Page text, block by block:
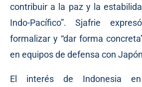
contribuir a la paz y la
Indo-Pacífico”. Sjafrie
formalizar y “dar forma
en equipos de defensa con
El interés de Indonesia